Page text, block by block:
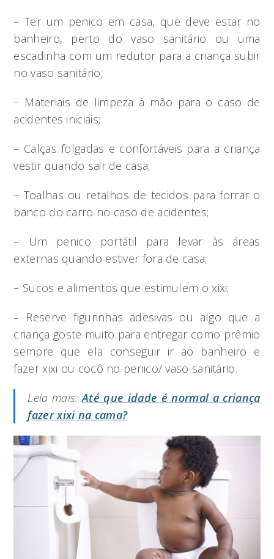
– Ter um penico em casa, que deve estar no
banheiro, perto do vaso sanitário ou uma
escadinha com um redutor para a criança subir
no vaso sanitário;
– Materiais de limpeza à mão para o caso de
acidentes iniciais;
– Calças folgadas e confortáveis para a criança
vestir quando sair de casa;
– Toalhas ou retalhos de tecidos para forrar o
banco do carro no caso de acidentes;
– Um penico portátil para levar às áreas
externas quando estiver fora de casa;
– Sucos e alimentos que estimulem o xixi;
– Reserve figurinhas adesivas ou algo que a
criança goste muito para entregar como prêmio
sempre que ela conseguir ir ao banheiro e
fazer xixi ou cocô no penico/ vaso sanitário.
Leia mais: Até que idade é normal a criança
fazer xixi na cama?